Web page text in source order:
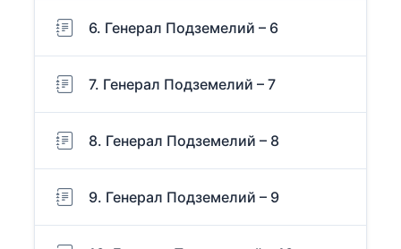
6. Генерал Подземелий – 6
7. Генерал Подземелий – 7
8. Генерал Подземелий – 8
9. Генерал Подземелий – 9